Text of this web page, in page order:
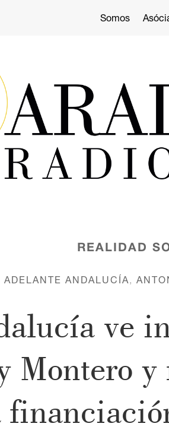
Somos
REALIDAD
ADELANTE ANDALUCÍA,
ve
Montero